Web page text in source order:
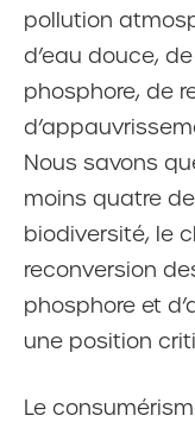
pollution
d’eau douce,
phosphore, de
Nous savons
moins quatre
biodiversité, le
reconversion
phosphore et
une position
Le